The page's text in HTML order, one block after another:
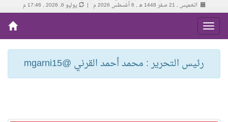
الخميس , 21 صفر 1448 هـ , 6 أغسطس 2026 م | يوليو 6, 2026 , 17:46 م
رئيس التحرير : محمد أحمد القرني @mgarni15